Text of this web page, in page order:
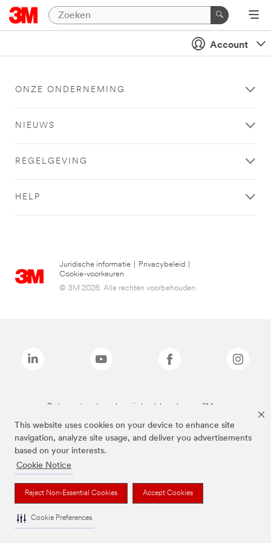
This website uses cookies on your device to enhance site
navigation, analyze site usage, and deliver you advertisements
based on your interests.
Cookie Notice
Reject Non-Essential Cookies Accept Cookies
Cookie Preferences
Account
ONZE ONDERNEMING
NIEUWS
REGELGEVING
HELP
Juridische informatie Privacybeleid
Cookie-voorkeuren
© 3M 2026. Alle rechten voorbehouden.
De bovenstaande merken zijn handelsmerken van 3M.we